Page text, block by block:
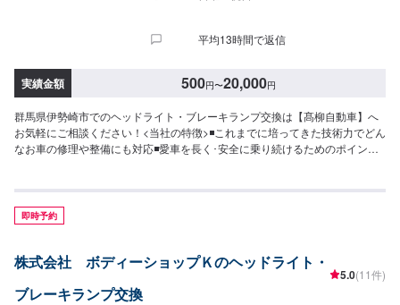
平均13時間で返信
実績金額 500円〜20,000円
群馬県伊勢崎市でのヘッドライト・ブレーキランプ交換は【髙柳自動車】へ
お気軽にご相談ください！<当社の特徴>◾これまでに培ってきた技術力でどん
なお車の修理や整備にも対応◾愛車を長く･安全に乗り続けるためのポイント
く済ませたい…★お時間があまり取れない…などのご相談もお気軽にどう
ぞ！【1】オファーにてお問い合わせ【2】お見積り【3】お見積りにご納得
いただければ作業開始【4】仕上がり次第納車-----納期について-----納期は通
す。予めご了承ください。-----代車について-----代車をご用意しています。お
車の作業中は代車をご利用ください。※代車の燃料代はお客様にご負担いただ
いております。-----ご来店時の注意、受付方法-----入庫の際はお気をつけてお
即時予約
株式会社 ボディーショップＫのヘッドライト・
ブレーキランプ交換
5.0(11件)